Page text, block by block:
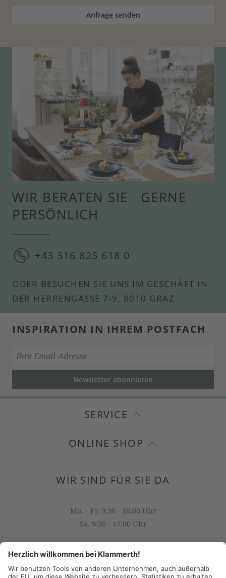
Anfrage senden
WIR BERATEN SIE GERNE
PERSÖNLICH
+43 316 825 618 0
ODER BESUCHEN SIE UNS IM GESCHÄFT IN
DER HERRENGASSE 7-9, 8010 GRAZ
INSPIRATION IN IHREM POSTFACH
Newsletter abonnieren
SERVICE
ONLINE SHOP
WIR SIND FÜR SIE DA
Mo. - Fr. 9:30 - 18:00 Uhr
Sa. 9:30 - 17:00 Uhr
OFFICE@KLAMMERTH.AT